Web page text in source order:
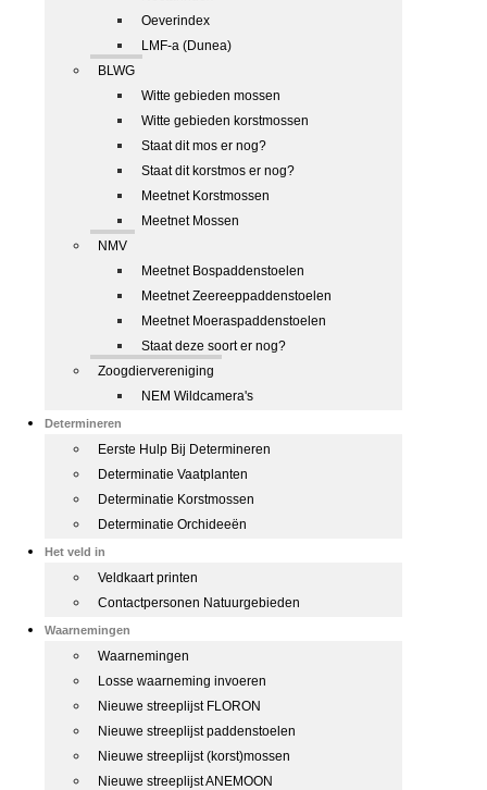
Oeverindex
LMF-a (Dunea)
BLWG
Witte gebieden mossen
Witte gebieden korstmossen
Staat dit mos er nog?
Staat dit korstmos er nog?
Meetnet Korstmossen
Meetnet Mossen
NMV
Meetnet Bospaddenstoelen
Meetnet Zeereeppaddenstoelen
Meetnet Moeraspaddenstoelen
Staat deze soort er nog?
Zoogdiervereniging
NEM Wildcamera's
Determineren
Eerste Hulp Bij Determineren
Determinatie Vaatplanten
Determinatie Korstmossen
Determinatie Orchideeën
Het veld in
Veldkaart printen
Contactpersonen Natuurgebieden
Waarnemingen
Waarnemingen
Losse waarneming invoeren
Nieuwe streeplijst FLORON
Nieuwe streeplijst paddenstoelen
Nieuwe streeplijst (korst)mossen
Nieuwe streeplijst ANEMOON